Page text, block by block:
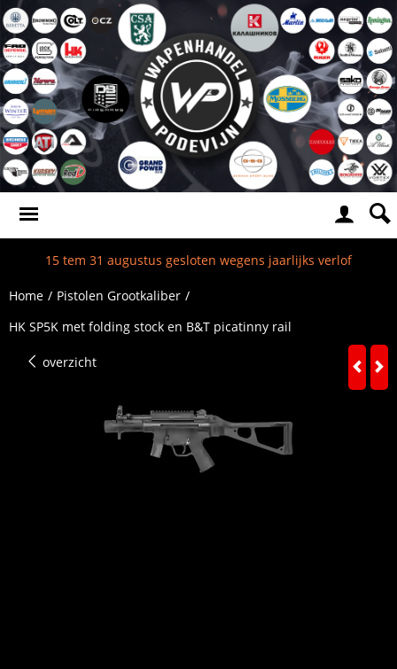
15 tem 31 augustus gesloten wegens jaarlijks verlof
Home / Pistolen Grootkaliber /
HK SP5K met folding stock en B&T picatinny rail
overzicht